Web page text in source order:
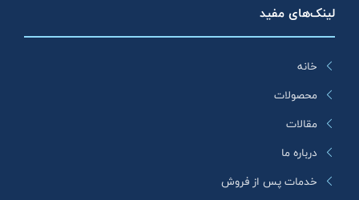
لینک‌های مفید
خانه
محصولات
مقالات
درباره ما
خدمات پس از فروش